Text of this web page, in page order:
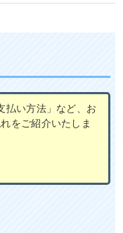
払い方法」など、お
をご紹介いたしま